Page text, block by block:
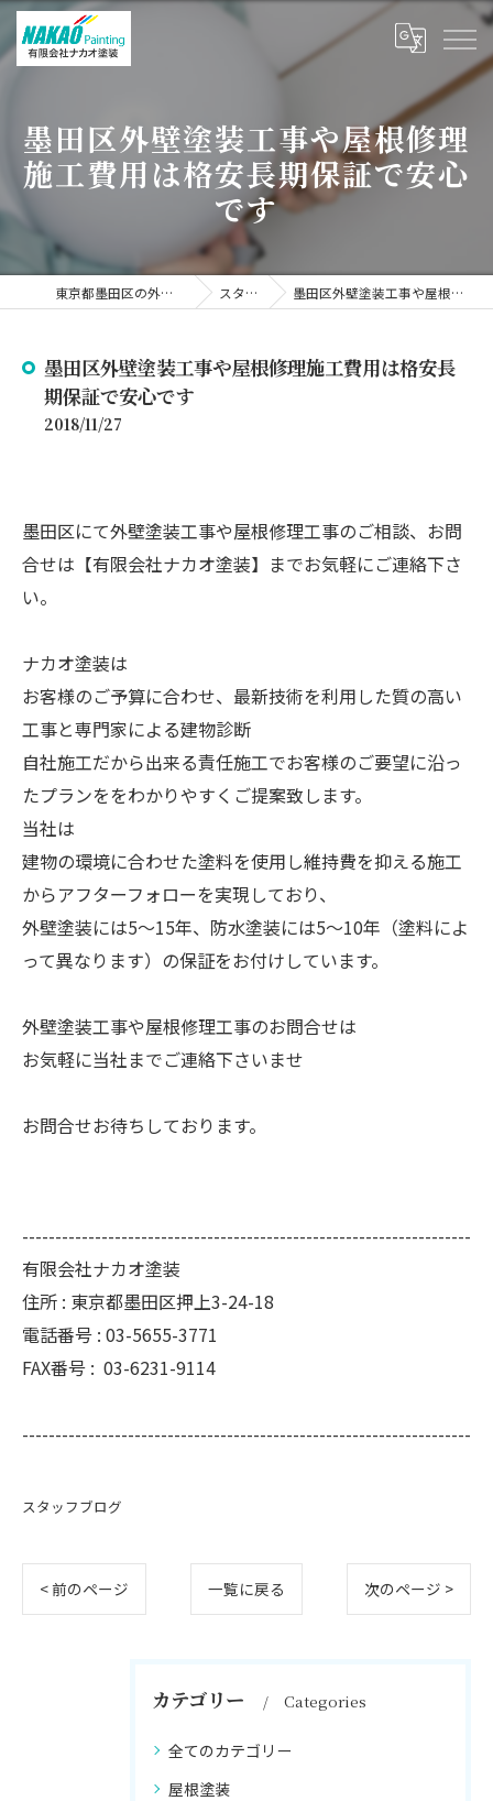
墨田区外壁塗装工事や屋根修理
施工費用は格安長期保証で安心
です
東京都墨田区の外壁塗装なら有限会社ナカオ塗装 スタッフブログ 墨田区外壁塗装工事や屋根修理施工費用は格安長期保証で安心です
墨田区外壁塗装工事や屋根修理施工費用は格安長
期保証で安心です
2018/11/27
墨田区にて外壁塗装工事や屋根修理工事のご相談、お問
合せは【有限会社ナカオ塗装】までお気軽にご連絡下さ
い。
ナカオ塗装は
お客様のご予算に合わせ、最新技術を利用した質の高い
工事と専門家による建物診断
自社施工だから出来る責任施工でお客様のご要望に沿っ
たプランををわかりやすくご提案致します。
当社は
建物の環境に合わせた塗料を使用し維持費を抑える施工
からアフターフォローを実現しており、
外壁塗装には5～15年、防水塗装には5～10年（塗料によ
って異なります）の保証をお付けしています。
外壁塗装工事や屋根修理工事のお問合せは
お気軽に当社までご連絡下さいませ
お問合せお待ちしております。
--------------------------------------------------------------------
有限会社ナカオ塗装
住所 : 東京都墨田区押上3-24-18
電話番号 : 03-5655-3771
FAX番号 : 03-6231-9114
--------------------------------------------------------------------
スタッフブログ
< 前のページ 一覧に戻る 次のページ >
カテゴリー Categories
全てのカテゴリー
屋根塗装